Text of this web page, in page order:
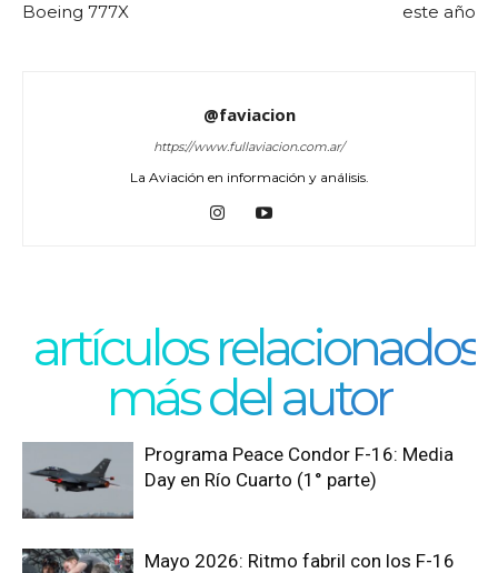
Boeing 777X
este año
@faviacion
https://www.fullaviacion.com.ar/
La Aviación en información y análisis.
artículos relacionados
más del autor
Programa Peace Condor F-16: Media
Day en Río Cuarto (1° parte)
Mayo 2026: Ritmo fabril con los F-16